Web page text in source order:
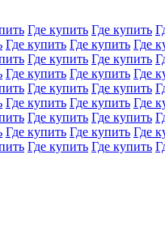
Где купить Где купить
Где купить Где купить Где
Где купить Где купить
Где купить Где купить Где
Где купить Где купить
Где купить Где купить Где
Где купить Где купить
Где купить Где купить Где
Где купить Где купить